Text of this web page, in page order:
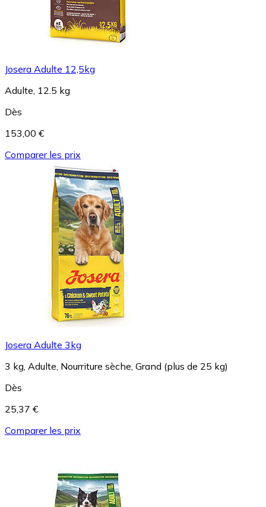
Josera Adulte 12,5kg
Adulte, 12.5 kg
Dès
153,00 €
Comparer les prix
Josera Adulte 3kg
3 kg, Adulte, Nourriture sèche, Grand (plus de 25 kg)
Dès
25,37 €
Comparer les prix